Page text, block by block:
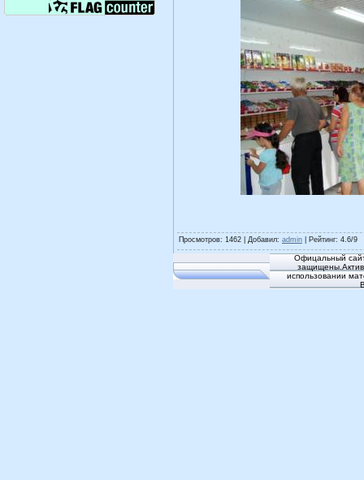
Просмотров: 1462 | Добавил: admin Рейтинг: 4.6/9
Офицальный
использовании